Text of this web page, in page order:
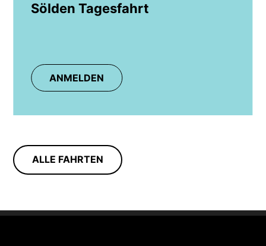
Sölden Tagesfahrt
ANMELDEN
ALLE FAHRTEN